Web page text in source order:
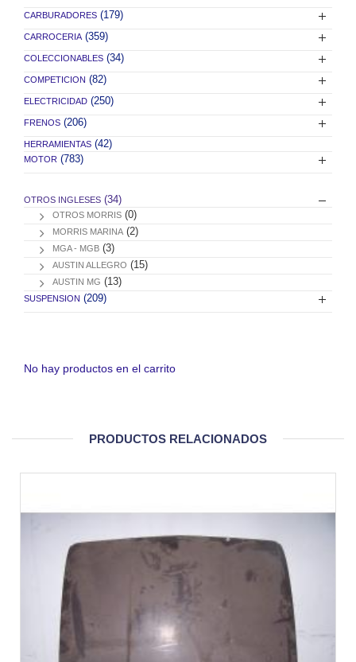
CARBURADORES (179)
CARROCERIA (359)
COLECCIONABLES (34)
COMPETICION (82)
ELECTRICIDAD (250)
FRENOS (206)
HERRAMIENTAS (42)
MOTOR (783)
OTROS INGLESES (34)
OTROS MORRIS (0)
MORRIS MARINA (2)
MGA - MGB (3)
AUSTIN ALLEGRO (15)
AUSTIN MG (13)
SUSPENSION (209)
No hay productos en el carrito
PRODUCTOS RELACIONADOS